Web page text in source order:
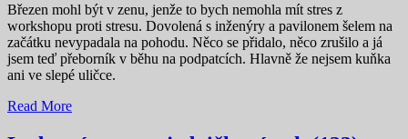
Březen mohl být v zenu, jenže to bych nemohla mít stres z
workshopu proti stresu. Dovolená s inženýry a pavilonem šelem na
začátku nevypadala na pohodu. Něco se přidalo, něco zrušilo a já
jsem teď přeborník v běhu na podpatcích. Hlavně že nejsem kuňka
ani ve slepé uličce.
Read More